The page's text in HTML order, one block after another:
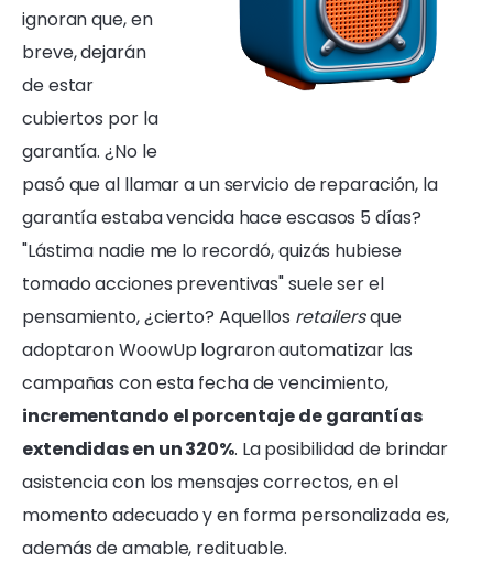
ignoran que, en
breve, dejarán
de estar
cubiertos por la
garantía. ¿No le
pasó que al llamar a un servicio de reparación, la
garantía estaba vencida hace escasos 5 días?
"Lástima nadie me lo recordó, quizás hubiese
tomado acciones preventivas" suele ser el
pensamiento, ¿cierto? Aquellos retailersque
adoptaron WoowUp lograron automatizar las
campañas con esta fecha de vencimiento,
incrementando el porcentaje de garantías
extendidas en un 320%. La posibilidad de brindar
asistencia con los mensajes correctos, en el
momento adecuado y en forma personalizada es,
además de amable, redituable.